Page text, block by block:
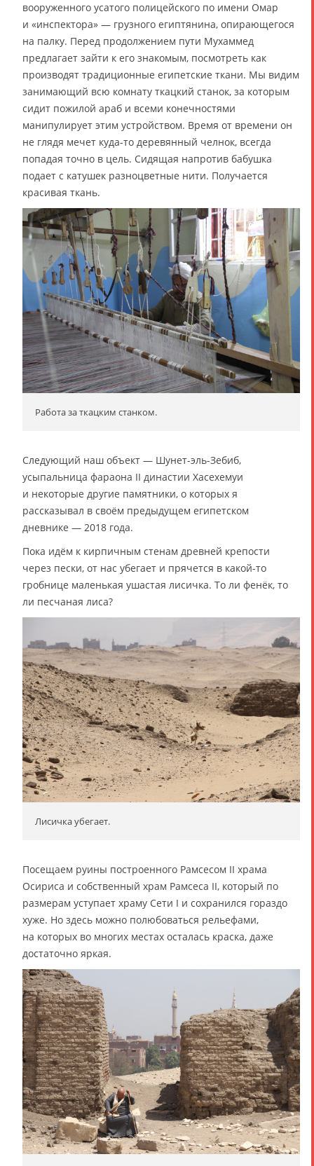
вооруженного усатого полицейского по имени Омар
и «инспектора» — грузного египтянина, опирающегося
на палку. Перед продолжением пути Мухаммед
предлагает зайти к его знакомым, посмотреть как
производят традиционные египетские ткани. Мы видим
занимающий всю комнату ткацкий станок, за которым
сидит пожилой араб и всеми конечностями
манипулирует этим устройством. Время от времени он
не глядя мечет куда-то деревянный челнок, всегда
попадая точно в цель. Сидящая напротив бабушка
подает с катушек разноцветные нити. Получается
красивая ткань.
Работа за ткацким станком.
Следующий наш объект — Шунет-эль-Зебиб,
усыпальница фараона II династии Хасехемуи
и некоторые другие памятники, о которых я
рассказывал в своём предыдущем египетском
дневнике — 2018 года.
Пока идём к кирпичным стенам древней крепости
через пески, от нас убегает и прячется в какой-то
гробнице маленькая ушастая лисичка. То ли фенёк, то
ли песчаная лиса?
Лисичка убегает.
Посещаем руины построенного Рамсесом II храма
Осириса и собственный храм Рамсеса II, который по
размерам уступает храму Сети I и сохранился гораздо
хуже. Но здесь можно полюбоваться рельефами,
на которых во многих местах осталась краска, даже
достаточно яркая.